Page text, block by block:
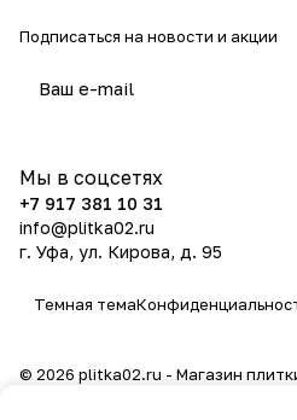
Подписаться на новости и акции
Мы в соцсетях
+7 917 381 10 31
info@plitka02.ru
г. Уфа, ул. Кирова, д. 95
Темная тема
© 2026 plitka02.ru - Магазин